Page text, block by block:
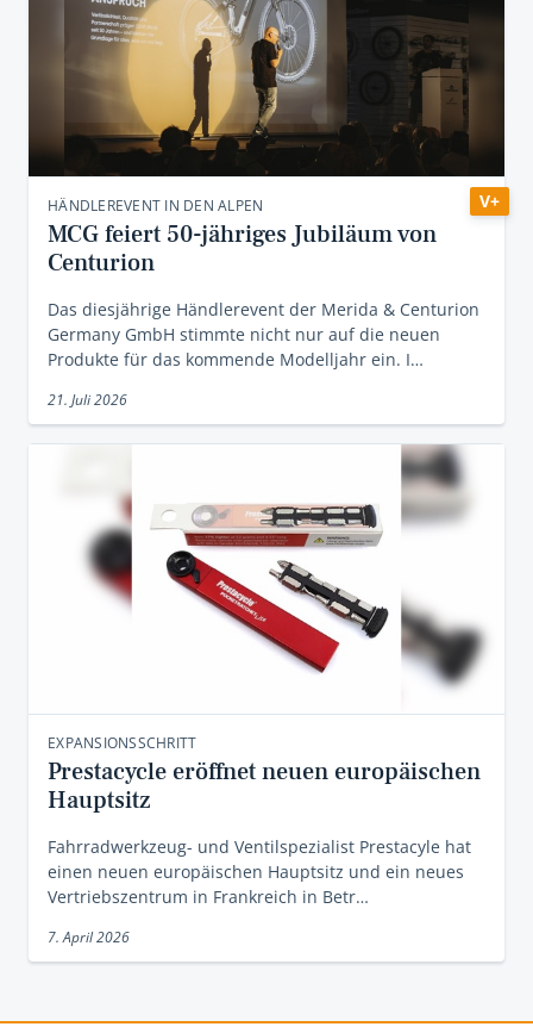
V+
HÄNDLEREVENT IN DEN ALPEN
MCG feiert 50-jähriges Jubiläum von
Centurion
Das diesjährige Händlerevent der Merida & Centurion
Germany GmbH stimmte nicht nur auf die neuen
Produkte für das kommende Modelljahr ein. I…
21. Juli 2026
EXPANSIONSSCHRITT
Prestacycle eröffnet neuen europäischen
Hauptsitz
Fahrradwerkzeug- und Ventilspezialist Prestacyle hat
einen neuen europäischen Hauptsitz und ein neues
Vertriebszentrum in Frankreich in Betr…
7. April 2026